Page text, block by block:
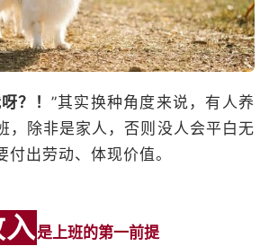
？！ ”其实换种角度来说，有人养
，除非是家人，否则没人会平白无
付出劳动、体现价值。
入是上班的第一前提